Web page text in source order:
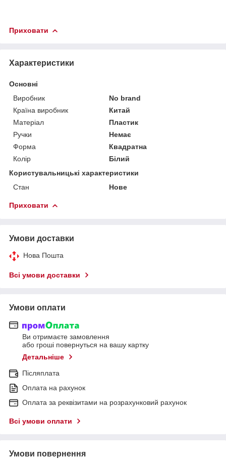
Приховати
Характеристики
Основні
Виробник
No brand
Країна виробник
Китай
Матеріал
Пластик
Ручки
Немає
Форма
Квадратна
Колір
Білий
Користувальницькі характеристики
Стан
Нове
Приховати
Умови доставки
Нова Пошта
Всі умови доставки
Умови оплати
Ви отримаєте замовлення
або гроші повернуться на вашу картку
Детальніше
Післяплата
Оплата на рахунок
Оплата за реквізитами на розрахунковий рахунок
Всі умови оплати
Умови повернення